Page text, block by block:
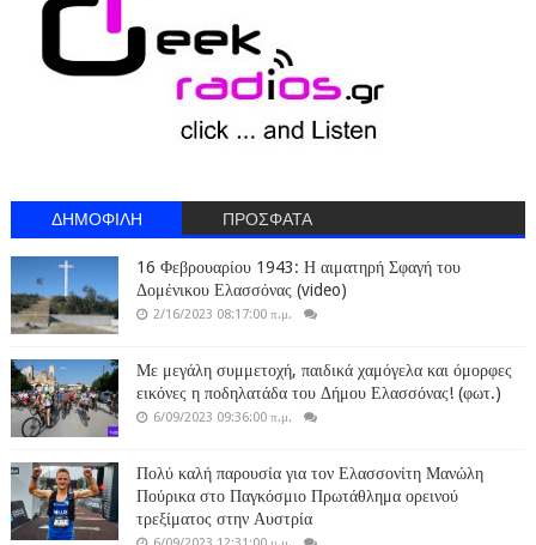
ΔΗΜΟΦΙΛΗ ΠΡΟΣΦΑΤΑ
16 Φεβρουαρίου 1943: Η αιματηρή Σφαγή του
Δομένικου Ελασσόνας (video)
2/16/2023 08:17:00 π.μ.
Με μεγάλη συμμετοχή, παιδικά χαμόγελα και όμορφες
εικόνες η ποδηλατάδα του Δήμου Ελασσόνας! (φωτ.)
6/09/2023 09:36:00 π.μ.
Πολύ καλή παρουσία για τον Ελασσονίτη Μανώλη
Πούρικα στο Παγκόσμιο Πρωτάθλημα ορεινού
τρεξίματος στην Αυστρία